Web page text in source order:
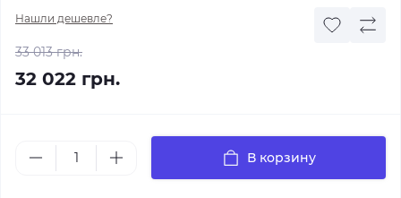
Нашли дешевле?
33 013 грн.
32 022 грн.
В корзину